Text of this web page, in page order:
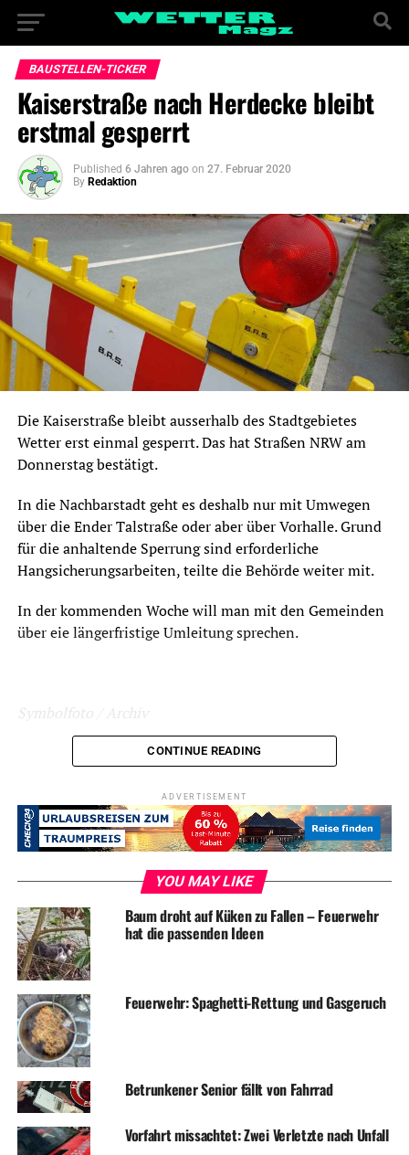
BAUSTELLEN-TICKER
Kaiserstraße nach Herdecke bleibt
erstmal gesperrt
Published 6 Jahren ago on 27. Februar 2020
By Redaktion
Die Kaiserstraße bleibt ausserhalb des Stadtgebietes
Wetter erst einmal gesperrt. Das hat Straßen NRW am
Donnerstag bestätigt.
In die Nachbarstadt geht es deshalb nur mit Umwegen
über die Ender Talstraße oder aber über Vorhalle. Grund
für die anhaltende Sperrung sind erforderliche
Hangsicherungsarbeiten, teilte die Behörde weiter mit.
In der kommenden Woche will man mit den Gemeinden
über eie längerfristige Umleitung sprechen.
Symbolfoto / Archiv
RELATED TOPICS: BAUSTELLE NEWS TERMINE VERKEHR
Vollsperrung Volmarsteiner Straße
DON'T MISS
Feuerwehr hat am Sonntag mit 11 Einsätzen zu tun
CONTINUE READING
ADVERTISEMENT
YOU MAY LIKE
Baum droht auf Küken zu Fallen – Feuerwehr
hat die passenden Ideen
Feuerwehr: Spaghetti-Rettung und Gasgeruch
Betrunkener Senior fällt von Fahrrad
Vorfahrt missachtet: Zwei Verletzte nach Unfall